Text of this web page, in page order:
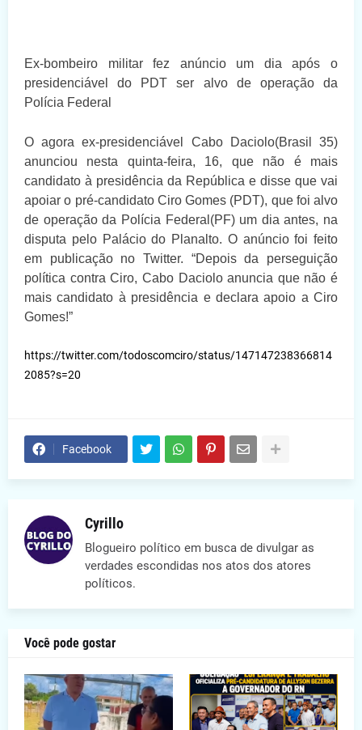
Ex-bombeiro militar fez anúncio um dia após o
presidenciável do PDT ser alvo de operação da
Polícia Federal
O agora ex-presidenciável Cabo Daciolo(Brasil 35)
anunciou nesta quinta-feira, 16, que não é mais
candidato à presidência da República e disse que vai
apoiar o pré-candidato Ciro Gomes (PDT), que foi alvo
de operação da Polícia Federal (PF) um dia antes, na
disputa pelo Palácio do Planalto. O anúncio foi feito
em publicação no Twitter. “Depois da perseguição
política contra Ciro, Cabo Daciolo anuncia que não é
mais candidato à presidência e declara apoio a Ciro
Gomes!”
https://twitter.com/todoscomciro/status/147147238366814
2085?s=20
Facebook
Cyrillo
Blogueiro político em busca de divulgar as
verdades escondidas nos atos dos atores
políticos.
Você pode gostar